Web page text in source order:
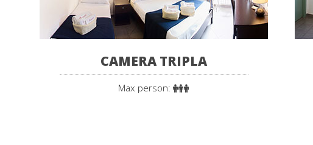
CAMERA TRIPLA
Max person: